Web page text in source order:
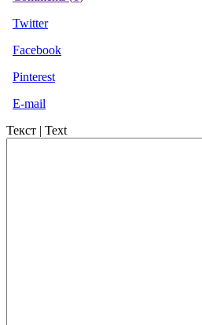
Twitter
Facebook
Pinterest
E-mail
Текст | Text